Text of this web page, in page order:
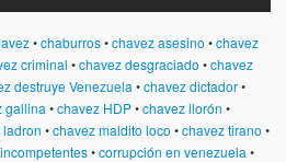
•chaburros•chavez asesino •chavez
criminal •chavez desgraciado •chavez
destruye Venezuela •chavez dictador•
gallina •chavez HDP•chavez llorón •
•chavez maldito loco •chavez tirano •
•corrupción en venezuela •